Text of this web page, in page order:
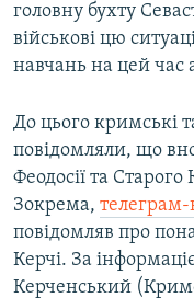
головну бухту
військові цю
навчань на цей час
До цього кримські
повідомляли, що
Феодосії та
Зокрема,
повідомляв про
Керчі. За
Керченський